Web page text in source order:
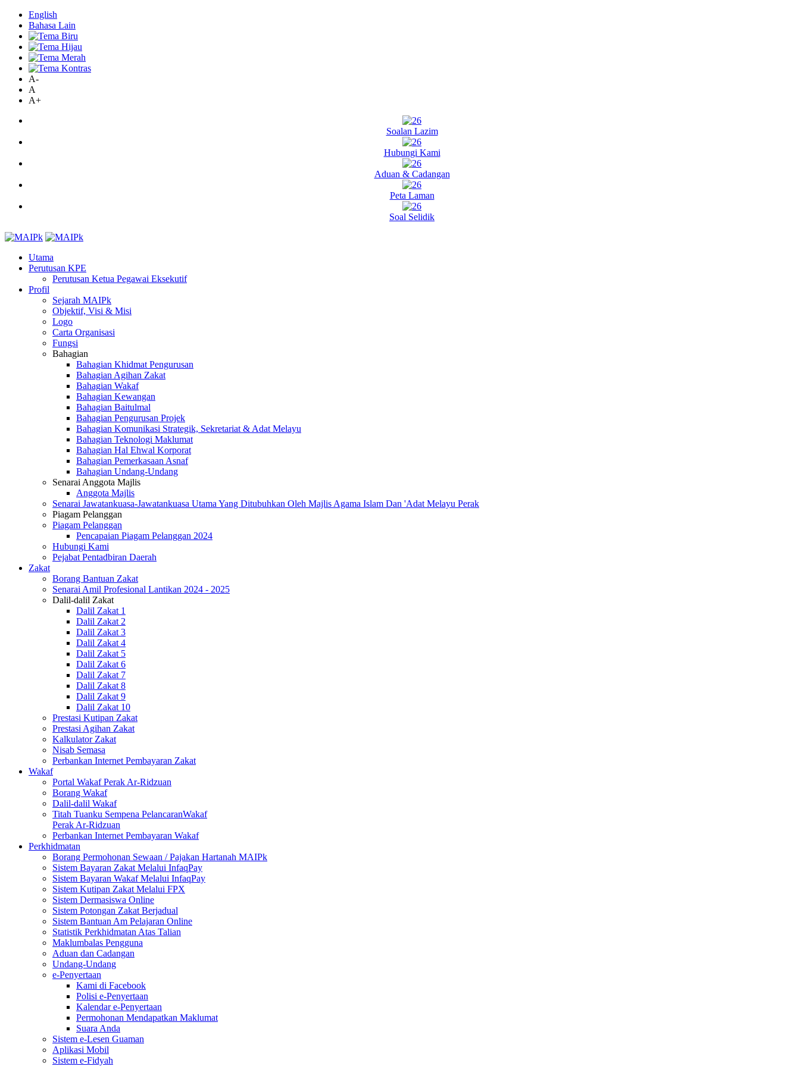
English
Bahasa Lain
A-
A
A+
Soalan Lazim
Hubungi Kami
Aduan & Cadangan
Peta Laman
Soal Selidik
Utama
Perutusan KPE
Perutusan Ketua Pegawai Eksekutif
Profil
Sejarah MAIPk
Objektif, Visi & Misi
Logo
Carta Organisasi
Fungsi
Bahagian
Bahagian Khidmat Pengurusan
Bahagian Agihan Zakat
Bahagian Wakaf
Bahagian Kewangan
Bahagian Baitulmal
Bahagian Pengurusan Projek
Bahagian Komunikasi Strategik, Sekretariat & Adat Melayu
Bahagian Teknologi Maklumat
Bahagian Hal Ehwal Korporat
Bahagian Pemerkasaan Asnaf
Bahagian Undang-Undang
Senarai Anggota Majlis
Anggota Majlis
Senarai Jawatankuasa-Jawatankuasa Utama Yang Ditubuhkan Oleh Majlis Agama Islam Dan 'Adat Melayu Perak
Piagam Pelanggan
Piagam Pelanggan
Pencapaian Piagam Pelanggan 2024
Hubungi Kami
Pejabat Pentadbiran Daerah
Zakat
Borang Bantuan Zakat
Senarai Amil Profesional Lantikan 2024 - 2025
Dalil-dalil Zakat
Dalil Zakat 1
Dalil Zakat 2
Dalil Zakat 3
Dalil Zakat 4
Dalil Zakat 5
Dalil Zakat 6
Dalil Zakat 7
Dalil Zakat 8
Dalil Zakat 9
Dalil Zakat 10
Prestasi Kutipan Zakat
Prestasi Agihan Zakat
Kalkulator Zakat
Nisab Semasa
Perbankan Internet Pembayaran Zakat
Wakaf
Portal Wakaf Perak Ar-Ridzuan
Borang Wakaf
Dalil-dalil Wakaf
Titah Tuanku Sempena PelancaranWakaf
Perak Ar-Ridzuan
Perbankan Internet Pembayaran Wakaf
Perkhidmatan
Borang Permohonan Sewaan / Pajakan Hartanah MAIPk
Sistem Bayaran Zakat Melalui InfaqPay
Sistem Bayaran Wakaf Melalui InfaqPay
Sistem Kutipan Zakat Melalui FPX
Sistem Dermasiswa Online
Sistem Potongan Zakat Berjadual
Sistem Bantuan Am Pelajaran Online
Statistik Perkhidmatan Atas Talian
Maklumbalas Pengguna
Aduan dan Cadangan
Undang-Undang
e-Penyertaan
Kami di Facebook
Polisi e-Penyertaan
Kalendar e-Penyertaan
Permohonan Mendapatkan Maklumat
Suara Anda
Sistem e-Lesen Guaman
Aplikasi Mobil
Sistem e-Fidyah